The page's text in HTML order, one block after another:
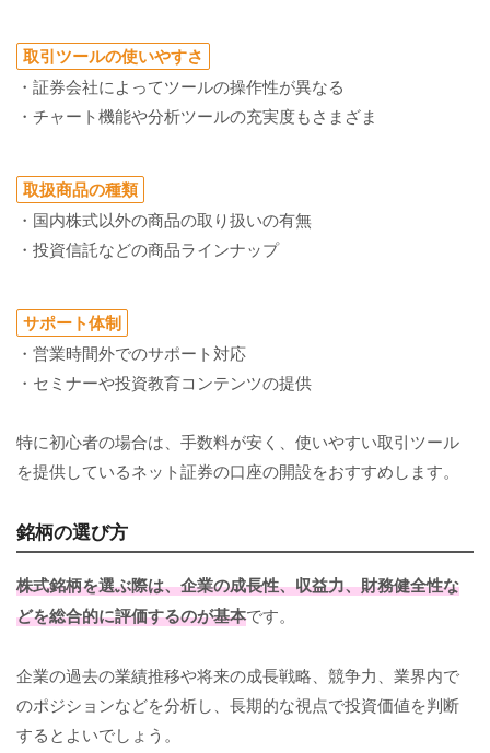
取引ツールの使いやすさ
・証券会社によってツールの操作性が異なる
・チャート機能や分析ツールの充実度もさまざま
取扱商品の種類
・国内株式以外の商品の取り扱いの有無
・投資信託などの商品ラインナップ
サポート体制
・営業時間外でのサポート対応
・セミナーや投資教育コンテンツの提供
特に初心者の場合は、手数料が安く、使いやすい取引ツール
を提供しているネット証券の口座の開設をおすすめします。
銘柄の選び方
株式銘柄を選ぶ際は、企業の成長性、収益力、財務健全性な
どを総合的に評価するのが基本です。
企業の過去の業績推移や将来の成長戦略、競争力、業界内で
のポジションなどを分析し、長期的な視点で投資価値を判断
するとよいでしょう。